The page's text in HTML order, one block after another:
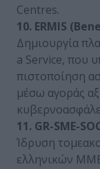
Centres.
10. ERMIS
Δημιουργία
a Service, που
πιστοποίηση
μέσω αγοράς
11. GR-SME-
Ίδρυση
ελληνικών